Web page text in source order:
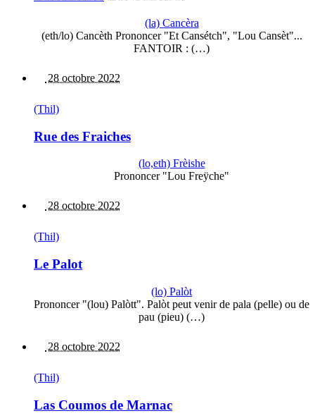
(la) Cancèra
(eth/lo) Cancèth Prononcer "Et Cansétch", "Lou Cansèt"...
FANTOIR : (…)
28 octobre 2022
(Thil)
Rue des Fraiches
(lo,eth) Frèishe
Prononcer "Lou Freÿche"
28 octobre 2022
(Thil)
Le Palot
(lo) Palòt
Prononcer "(lou) Palòtt". Palòt peut venir de pala (pelle) ou de
pau (pieu) (…)
28 octobre 2022
(Thil)
Las Coumos de Marnac